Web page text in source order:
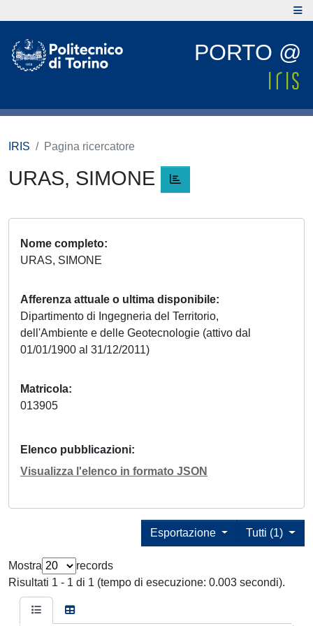
PORTO @
IRIS Pagina ricercatore
URAS, SIMONE
Nome completo
URAS, SIMONE
Afferenza attuale o ultima disponibile
Dipartimento di Ingegneria del Territorio,
dell'Ambiente e delle Geotecnologie (attivo dal
01/01/1900 al 31/12/2011)
Matricola
013905
Elenco pubblicazioni
Visualizza l'elenco in formato JSON
Tutti (1)
Esportazione
Mostra
records
Risultati 1 - 1 di 1 (tempo di esecuzione: 0.003 secondi).